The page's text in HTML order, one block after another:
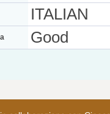
ITALIAN
Good